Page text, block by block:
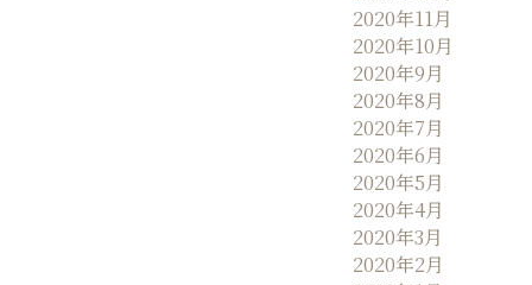
2020年11月
2020年10月
2020年9月
2020年8月
2020年7月
2020年6月
2020年5月
2020年4月
2020年3月
2020年2月